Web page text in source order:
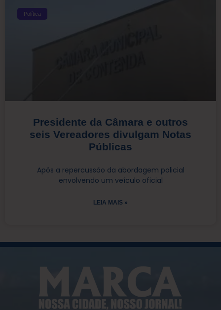
Política
Presidente da Câmara e outros
seis Vereadores divulgam Notas
Públicas
Após a repercussão da abordagem policial
envolvendo um veículo oficial
LEIA MAIS »